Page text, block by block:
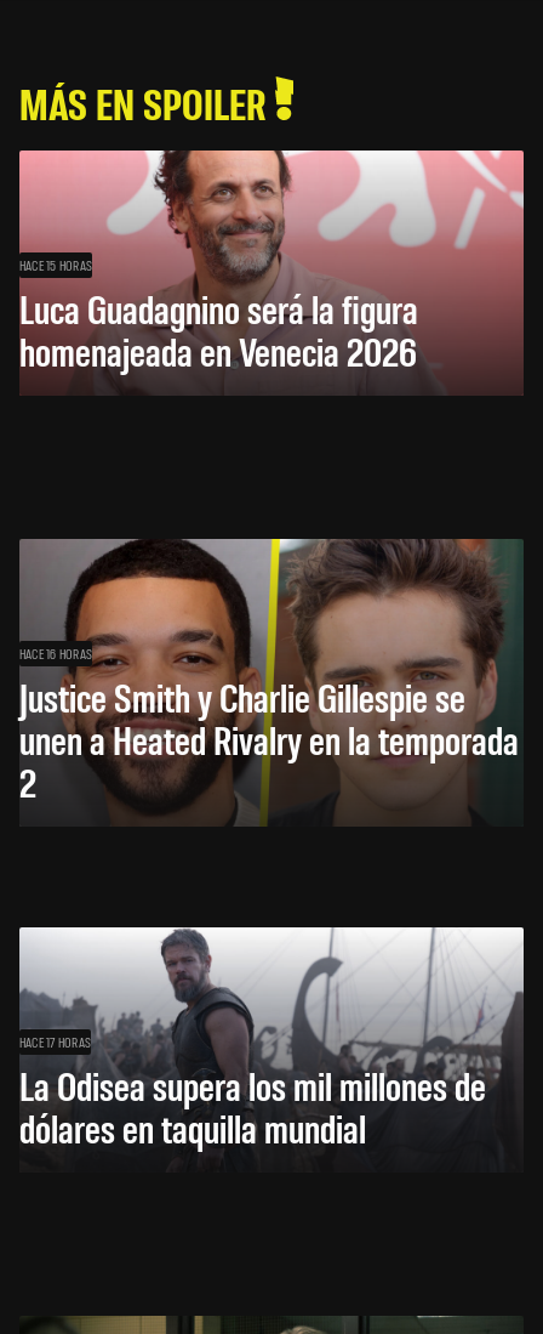
MÁS EN SPOILER
HACE 15 HORAS
Luca Guadagnino será la figura
homenajeada en Venecia 2026
HACE 16 HORAS
Justice Smith y Charlie Gillespie se
unen a Heated Rivalry en la temporada
2
HACE 17 HORAS
La Odisea supera los mil millones de
dólares en taquilla mundial